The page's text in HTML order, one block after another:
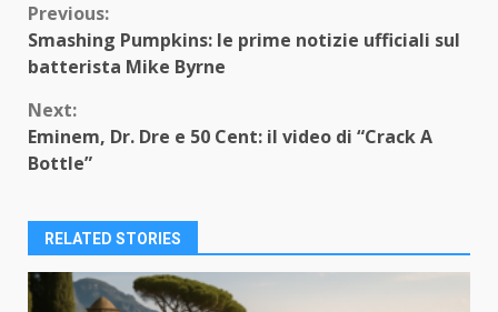
Continue
Reading
Previous:
Smashing Pumpkins: le prime notizie ufficiali sul
batterista Mike Byrne
Next:
Eminem, Dr. Dre e 50 Cent: il video di “Crack A
Bottle”
RELATED STORIES